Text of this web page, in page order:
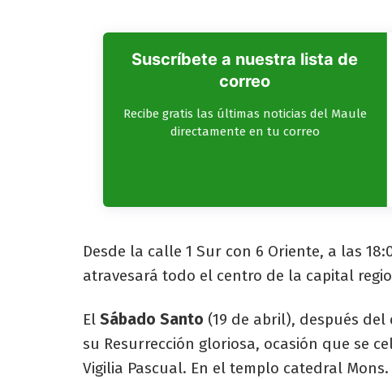
Suscríbete a nuestra lista de
correo
Recibe gratis las últimas noticias del Maule
directamente en tu correo
Desde la calle 1 Sur con 6 Oriente, a las
atravesará todo el centro de la capital
El Sábado Santo (19 de abril), después
su Resurrección gloriosa, ocasión que se
Vigilia Pascual. En el templo catedral